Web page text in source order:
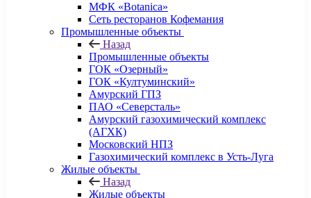
МФК «Botanica»
Сеть ресторанов Кофемания
Промышленные объекты
Назад
Промышленные объекты
ГОК «Озерный»
ГОК «Култуминский»
Амурский ГПЗ
ПАО «Северсталь»
Амурский газохимический комплекс
(АГХК)
Московский НПЗ
Газохимический комплекс в Усть-Луга
Жилые объекты
Назад
Жилые объекты